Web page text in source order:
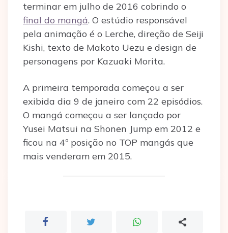
terminar em julho de 2016 cobrindo o
final do mangá. O estúdio responsável
pela animação é o Lerche, direção de Seiji
Kishi, texto de Makoto Uezu e design de
personagens por Kazuaki Morita.
A primeira temporada começou a ser
exibida dia 9 de janeiro com 22 episódios.
O mangá começou a ser lançado por
Yusei Matsui na Shonen Jump em 2012 e
ficou na 4º posição no TOP mangás que
mais venderam em 2015.